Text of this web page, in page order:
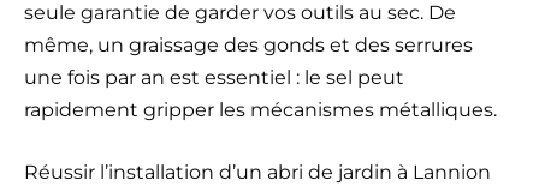
seule garantie de garder vos outils au sec. De
même, un graissage des gonds et des serrures
une fois par an est essentiel : le sel peut
rapidement gripper les mécanismes métalliques.
Réussir l’installation d’un abri de jardin à Lannion